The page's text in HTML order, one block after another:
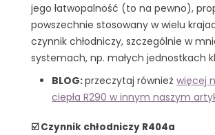
jego łatwopalność (to na pewno),
powszechnie stosowany w wielu
czynnik chłodniczy, szczególnie w
systemach, np. małych jednostkach
BLOG:przeczytaj również więcej
ciepła R290 w innym naszym
☑️ Czynnik chłodniczy R404a